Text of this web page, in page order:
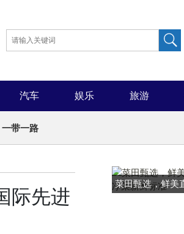
汽车 娱乐 旅游
一带一路
际先进
菜田甄选，鲜美直达｜菜田供
应链，重塑净菜新鲜标准